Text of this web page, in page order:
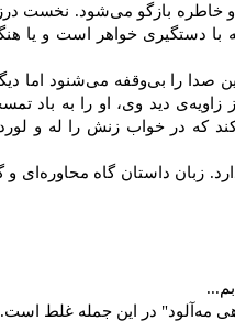
دو خاطره بازگو مى‌شود. نخست
دستگیرى خواهر است و ‏یا
صدا را بى‌وقفه مى‌شنود اما
زاویه‌ى دید وى، ‏او را به ‌باد
كه در خواب زنش‏ را له ‌و
زبان داستان گاه محاوره‌اى